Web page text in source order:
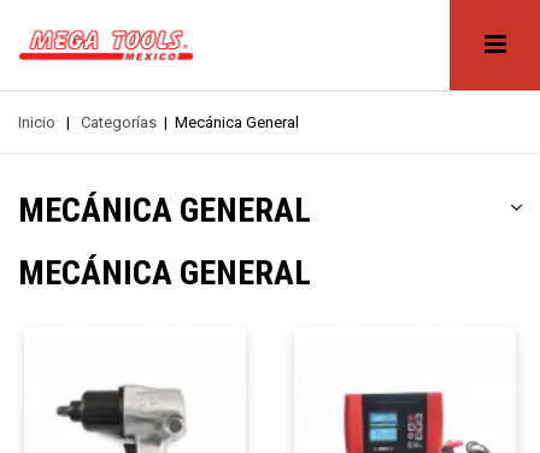
Inicio | Categorías | Mecánica General
MECÁNICA GENERAL
MECÁNICA GENERAL